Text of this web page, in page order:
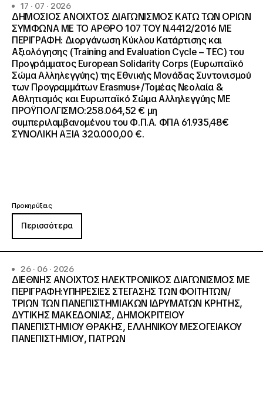
17 · 07 · 2026
ΔΗΜΟΣΙΟΣ ΑΝΟΙΧΤΟΣ ΔΙΑΓΩΝΙΣΜΟΣ ΚΑΤΩ ΤΩΝ ΟΡΙΩΝ
ΣΥΜΦΩΝΑ ΜΕ ΤΟ ΑΡΘΡΟ 107 ΤΟΥ Ν.4412/2016 ΜΕ
ΠΕΡΙΓΡΑΦΗ: Διοργάνωση Κύκλου Κατάρτισης και
Αξιολόγησης (Training and Evaluation Cycle – TEC) του
Προγράμματος European Solidarity Corps (Ευρωπαϊκό
Σώμα Αλληλεγγύης) της Εθνικής Μονάδας Συντονισμού
των Προγραμμάτων Erasmus+/Τομέας Νεολαία &
Αθλητισμός και Ευρωπαϊκό Σώμα Αλληλεγγύης ΜΕ
ΠΡΟΫΠΟΛΓΙΣΜΟ:258.064,52 € μη
συμπεριλαμβανομένου του Φ.Π.Α. ΦΠΑ 61.935,48€
ΣΥΝΟΛΙΚΗ ΑΞΙΑ 320.000,00 €.
Προκηρύξεις
Περισσότερα
26 · 06 · 2026
ΔΙΕΘΝΗΣ ΑΝΟΙΧΤΟΣ ΗΛΕΚΤΡΟΝΙΚΟΣ ΔΙΑΓΩΝΙΣΜΟΣ ΜΕ
ΠΕΡΙΓΡΑΦΗ:ΥΠΗΡΕΣΙΕΣ ΣΤΕΓΑΣΗΣ ΤΩΝ ΦΟΙΤΗΤΩΝ/
ΤΡΙΩΝ ΤΩΝ ΠΑΝΕΠΙΣΤΗΜΙΑΚΩΝ ΙΔΡΥΜΑΤΩΝ KΡΗΤΗΣ,
ΔΥΤΙΚΗΣ ΜΑΚΕΔΟΝΙΑΣ, ΔΗΜΟΚΡΙΤΕΙΟΥ
ΠΑΝΕΠΙΣΤΗΜΙΟΥ ΘΡΑΚΗΣ, ΕΛΛΗΝΙΚΟΥ ΜΕΣΟΓΕΙΑΚΟΥ
ΠΑΝΕΠΙΣΤΗΜΙΟΥ, ΠΑΤΡΩΝ